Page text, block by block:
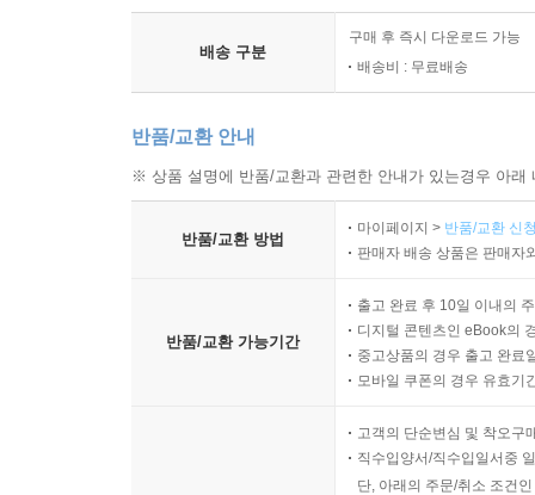
배송 구분
구매 후 즉시 다운로드 가능
배송비 : 무료배송
반품/교환 안내
※ 상품 설명에 반품/교환과 관련한 안내가 있는경우 아
반품/교환 방법
마이페이지 > 반품/교환 신
판매자 배송 상품은 판매자
반품/교환 가능기간
출고 완료 후 10일 이내의
디지털 콘텐츠인 eBook의
중고상품의 경우 출고 완료
모바일 쿠폰의 경우 유효기
고객의 단순변심 및 착오구
직수입양서/직수입일서중
단, 아래의 주문/취소 조건